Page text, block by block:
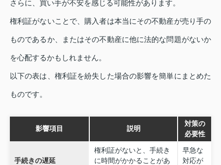
さらに、買い手が不安を感じる可能性があります。
権利証がないことで、購入者は本当にその不動産が売り手の
ものであるか、またはその不動産に他に法的な問題がないか
を心配するかもしれません。
以下の表は、権利証を紛失した場合の影響を簡単にまとめた
ものです。
影響項目 説明
対策の
必要性
手続きの遅延
権利証がないと、手続き
に時間がかかることがあ
早急な
対応が